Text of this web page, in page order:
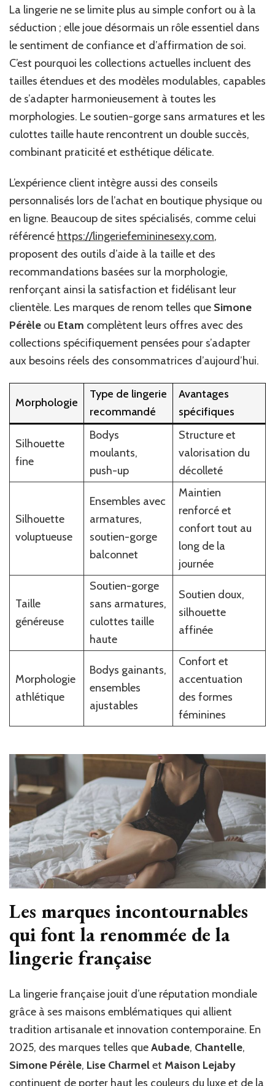
La lingerie ne se limite plus au simple confort ou à la
séduction ; elle joue désormais un rôle essentiel dans
le sentiment de confiance et d’affirmation de soi.
C’est pourquoi les collections actuelles incluent des
tailles étendues et des modèles modulables, capables
de s’adapter harmonieusement à toutes les
morphologies. Le soutien-gorge sans armatures et les
culottes taille haute rencontrent un double succès,
combinant praticité et esthétique délicate.
L’expérience client intègre aussi des conseils
personnalisés lors de l’achat en boutique physique ou
en ligne. Beaucoup de sites spécialisés, comme celui
référencé https://lingeriefemininesexy.com,
proposent des outils d’aide à la taille et des
recommandations basées sur la morphologie,
renforçant ainsi la satisfaction et fidélisant leur
clientèle. Les marques de renom telles que Simone
Pérèle ou Etam complètent leurs offres avec des
collections spécifiquement pensées pour s’adapter
aux besoins réels des consommatrices d’aujourd’hui.
Morphologie
Type de lingerie
recommandé
Avantages
spécifiques
Silhouette
fine
Bodys
moulants,
push-up
Structure et
valorisation du
décolleté
Silhouette
voluptueuse
Ensembles avec
armatures,
soutien-gorge
balconnet
Maintien
renforcé et
confort tout au
long de la
journée
Taille
généreuse
Soutien-gorge
sans armatures,
culottes taille
haute
Soutien doux,
silhouette
affinée
Morphologie
athlétique
Bodys gainants,
ensembles
ajustables
Confort et
accentuation
des formes
féminines
Les marques incontournables
qui font la renommée de la
lingerie française
La lingerie française jouit d’une réputation mondiale
grâce à ses maisons emblématiques qui allient
tradition artisanale et innovation contemporaine. En
2025, des marques telles queAubade, Chantelle,
Simone Pérèle, Lise Charmelet Maison Lejaby
continuent de porter haut les couleurs du luxe et de la